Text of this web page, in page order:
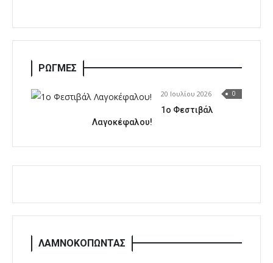
ΡΩΓΜΕΣ
20 Ιουλίου 2026 0
1o Φεστιβάλ
Λαγοκέφαλου!
ΛΑΜΝΟΚΟΠΩΝΤΑΣ